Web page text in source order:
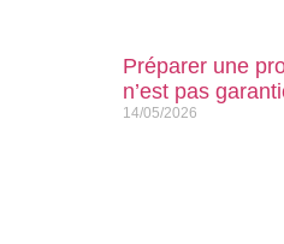
Préparer une
n’est pas
14/05/2026